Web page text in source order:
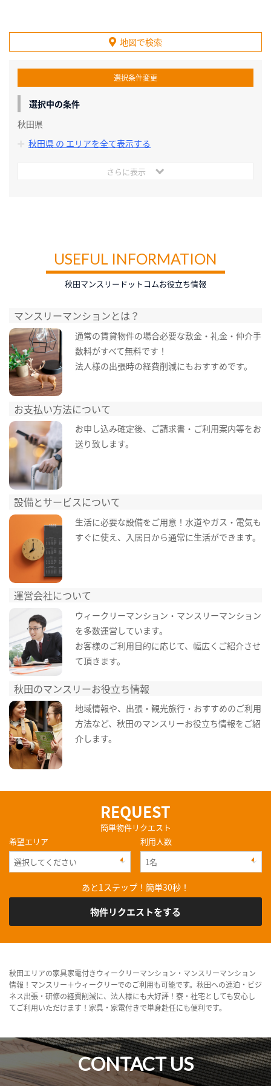
地図で検索
選択条件変更
選択中の条件
秋田県
秋田県 の エリアを全て表示する
さらに表示
USEFUL INFORMATION
秋田マンスリードットコムお役立ち情報
マンスリーマンションとは？
通常の賃貸物件の場合必要な敷金・礼金・仲介手
数料がすべて無料です！
法人様の出張時の経費削減にもおすすめです。
お支払い方法について
お申し込み確定後、ご請求書・ご利用案内等をお
送り致します。
設備とサービスについて
生活に必要な設備をご用意！水道やガス・電気も
すぐに使え、入居日から通常に生活ができます。
運営会社について
ウィークリーマンション・マンスリーマンション
を多数運営しています。
お客様のご利用目的に応じて、幅広くご紹介させ
て頂きます。
秋田のマンスリーお役立ち情報
地域情報や、出張・観光旅行・おすすめのご利用
方法など、秋田のマンスリーお役立ち情報をご紹
介します。
REQUEST
簡単物件リクエスト
希望エリア
利用人数
あと1ステップ！簡単30秒！
物件リクエストをする
秋田エリアの家具家電付きウィークリーマンション・マンスリーマンション
情報！マンスリー＋ウィークリーでのご利用も可能です。秋田への連泊・ビジ
ネス出張・研修の経費削減に、法人様にも大好評！寮・社宅としても安心し
てご利用いただけます！家具・家電付きで単身赴任にも便利です。
CONTACT US